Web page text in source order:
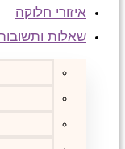
איזורי חלוקה
שאלות ותשובות